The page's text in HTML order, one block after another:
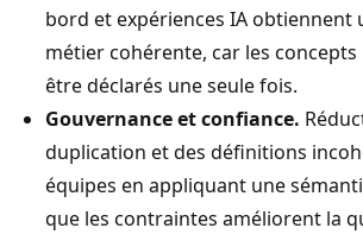
bord et expériences IA obtiennent
métier cohérente, car les
être déclarés une seule fois.
Gouvernance et confiance.
duplication et des définitions
équipes en appliquant une
que les contraintes améliorent la